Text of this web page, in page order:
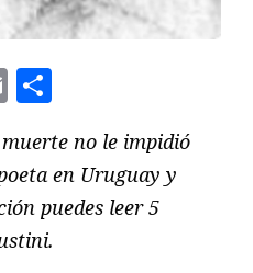
Email
no le impidió
en Uruguay y
puedes leer 5